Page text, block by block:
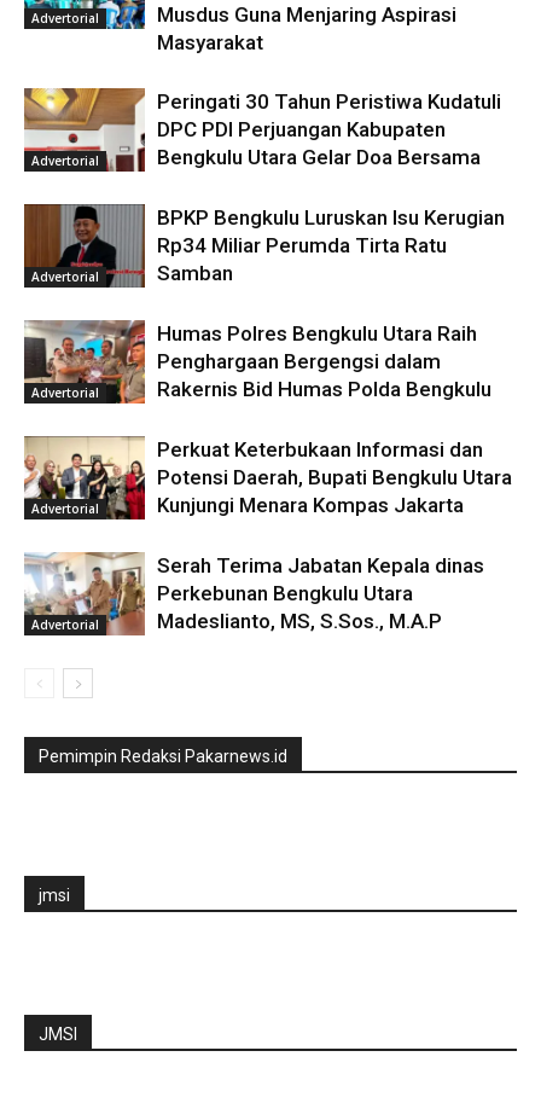
Advertorial
Musdus Guna Menjaring Aspirasi
Masyarakat
Advertorial
Peringati 30 Tahun Peristiwa Kudatuli
DPC PDI Perjuangan Kabupaten
Bengkulu Utara Gelar Doa Bersama
Advertorial
BPKP Bengkulu Luruskan Isu Kerugian
Rp34 Miliar Perumda Tirta Ratu
Samban
Advertorial
Humas Polres Bengkulu Utara Raih
Penghargaan Bergengsi dalam
Rakernis Bid Humas Polda Bengkulu
Advertorial
Perkuat Keterbukaan Informasi dan
Potensi Daerah, Bupati Bengkulu Utara
Kunjungi Menara Kompas Jakarta
Advertorial
Serah Terima Jabatan Kepala dinas
Perkebunan Bengkulu Utara
Madeslianto, MS, S.Sos., M.A.P
Pemimpin Redaksi Pakarnews.id
jmsi
JMSI